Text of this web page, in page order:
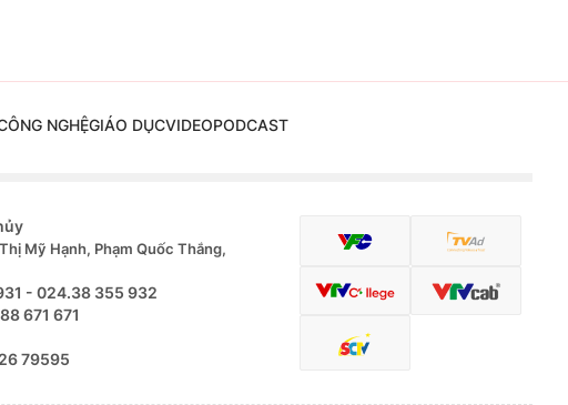
NGHỆGIÁO DỤCVIDEOPODCAST
Mỹ Hạnh, Phạm Quốc Thắng,
- 024.38 355 932
671 671
79595